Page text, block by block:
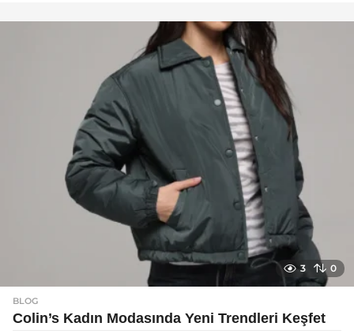
a
g
o
3 0
BLOG
Colin’s Kadın Modasında Yeni Trendleri Keşfet